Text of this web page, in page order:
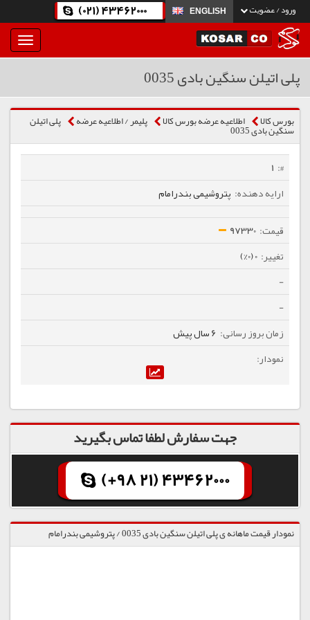
ورود / عضویت ENGLISH
(021) 43462000
بار
و
پلی اتیلن سنگین بادی 0035
بورس کالا اطلاعیه عرضه بورس کالا پلیمر / اطلاعیه عرضه پلی اتیلن
سنگین بادی 0035
1
پتروشیمی بندرامام
97330
0 (0%)
-
-
6 سال پیش
جهت سفارش لطفا تماس بگیرید
(+98 21) 43462000
نمودار قیمت ماهانه ی پلی اتیلن سنگین بادی 0035 / پتروشیمی بندرامام